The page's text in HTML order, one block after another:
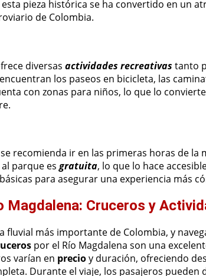
pieza histórica se ha convertido en un
de Colombia.
diversas actividades recreativas tanto
los paseos en bicicleta, las
con zonas para niños, lo que lo
recomienda ir en las primeras horas de la
parque es gratuita, lo que lo hace
para asegurar una experiencia más
Magdalena: Cruceros y
fluvial más importante de Colombia, y
por el Río Magdalena son una
varían en precioy duración, ofreciendo
Durante el viaje, los pasajeros